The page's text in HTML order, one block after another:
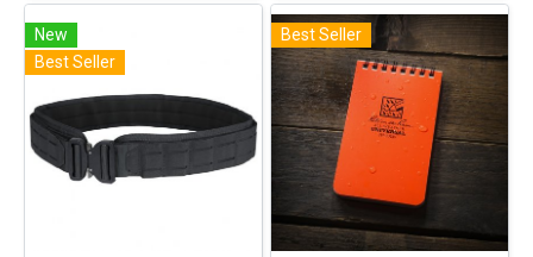
New
Best Seller
Best Seller